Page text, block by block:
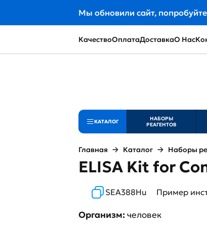
Мы обновили сайт,
КачествоОплатаДоставкаО Нас
КАТАЛОГ
НАБОРЫ
РЕАГЕНТОВ
Главная Каталог Наборы
ELISA Kit for
SEA388Hu Пример
Организм:человек